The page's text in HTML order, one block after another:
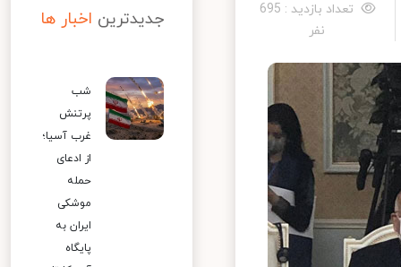
تعداد بازدید : 695
نفر
جدیدترین اخبار ها
شب
پرتنش
غرب آسیا؛
از ادعای
حمله
موشکی
ایران به
پایگاه